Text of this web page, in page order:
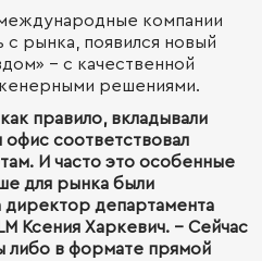
компании
с рынка, появился новый
- с качественной
решениями.
правило, вкладывали
соответствовал
И часто это особенные
для рынка были
директор департамента
Ксения Харкевич. - Сейчас
либо в формате прямой